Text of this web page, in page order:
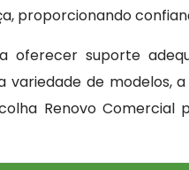
proporcionando
oferecer suporte
de modelos,
Renovo